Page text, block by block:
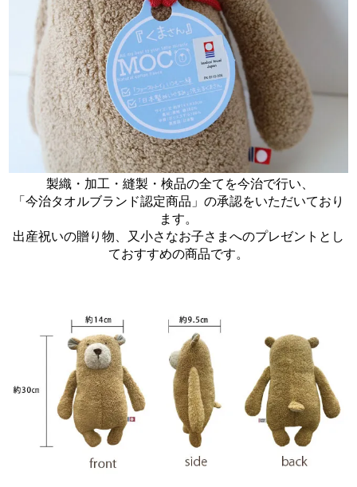
製織・加工・縫製・検品の全てを今治で行い、
「今治タオルブランド認定商品」の承認をいただいており
ます。
出産祝いの贈り物、又小さなお子さまへのプレゼントとし
ておすすめの商品です。